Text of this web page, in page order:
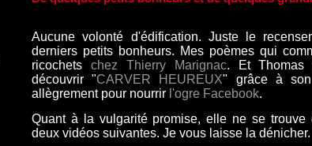
Aucune volonté d'édification. Juste le
derniers petits bonheurs. Mes poèmes qui
ricochets chez Thierry Marignac. Et Thomas
découvrir "CARVER HEUREUX" grâce à
allègrement pour nourrir l'ogre Facebook.
Quant à la vulgarité promise, elle ne se trouve
deux vidéos suivantes. Je vous laisse la dénicher.